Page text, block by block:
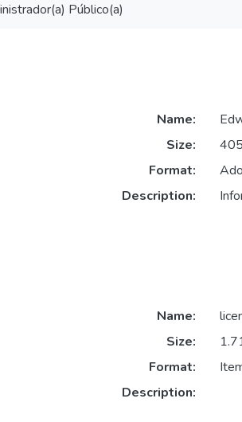
Público(a)
Name:
Size:
Format:
Description:
Name:
Size:
Format:
Description: